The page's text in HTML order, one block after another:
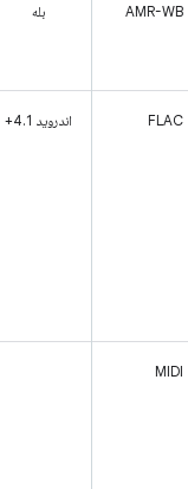
AMR-WB بله
FLAC اندروید 4.1+
MIDI